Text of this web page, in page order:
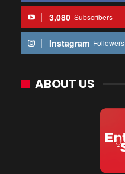
3,080 Subscribers
Instagram Followers
ABOUT US